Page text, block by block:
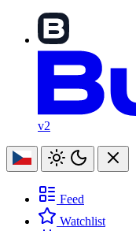
v2
Feed
Watchlist